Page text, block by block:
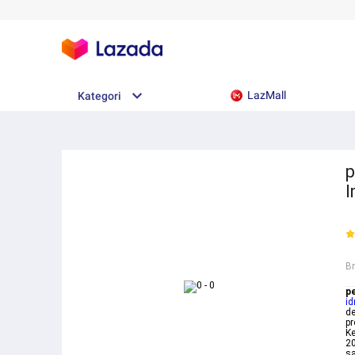
Kategori LazMall